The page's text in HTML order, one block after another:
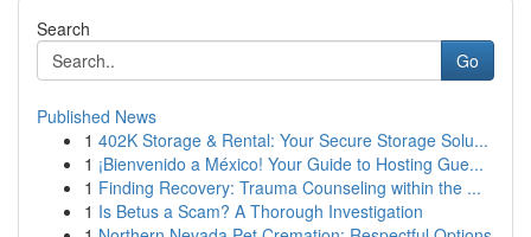
Search
Go
Published News
1 402K Storage & Rental: Your Secure Storage Solu...
1 ¡Bienvenido a México! Your Guide to Hosting Gue...
1 Finding Recovery: Trauma Counseling within the ...
1 Is Betus a Scam? A Thorough Investigation